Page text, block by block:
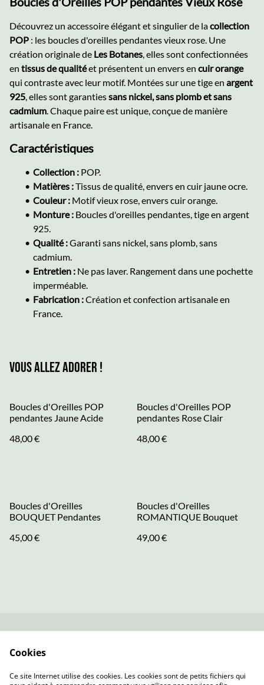
Découvrez un accessoire élégant et singulier de lacollection
POP : les boucles d'oreilles pendantes vieux rose. Une
création originale de Les Botanes, elles sont confectionnées
en tissus de qualitéet présentent un envers en cuir orange
qui contraste avec leur motif. Montées sur une tige en argent
925, elles sont garantiessans nickel, sans plomb et sans
cadmium. Chaque paire est unique, conçue de manière
artisanale en France.
Caractéristiques
Collection : POP.
Matières :Tissus de qualité, envers en cuir jaune ocre.
Couleur : Motif vieux rose, envers cuir orange.
Monture : Boucles d'oreilles pendantes, tige en argent
925.
Qualité :Garanti sans nickel, sans plomb, sans
cadmium.
Entretien : Ne pas laver. Rangement dans une pochette
imperméable.
Fabrication :Création et confection artisanale en
France.
Vous allez adorer !
Boucles d'Oreilles POP
pendantes Jaune Acide
48,00 €
Boucles d'Oreilles POP
pendantes Rose Clair
48,00 €
Boucles d'Oreilles
BOUQUET Pendantes
45,00 €
Boucles d'Oreilles
ROMANTIQUE Bouquet
49,00 €
confidentialité
Cookies
Ce site Internet utilise des cookies. Les cookies sont de petits fichiers qui